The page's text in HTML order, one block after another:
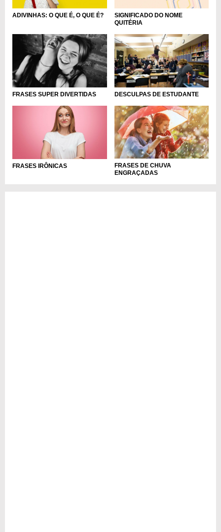
ADIVINHAS: O QUE É, O QUE É?
SIGNIFICADO DO NOME
QUITÉRIA
FRASES SUPER DIVERTIDAS DESCULPAS DE ESTUDANTE
FRASES IRÔNICAS
FRASES DE CHUVA
ENGRAÇADAS